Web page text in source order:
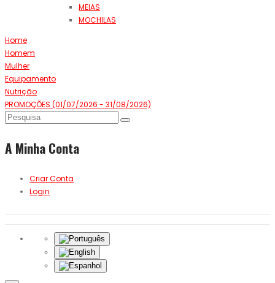
MEIAS
MOCHILAS
Home
Homem
Mulher
Equipamento
Nutrição
PROMOÇÕES (01/07/2026 - 31/08/2026)
A Minha Conta
Criar Conta
Login